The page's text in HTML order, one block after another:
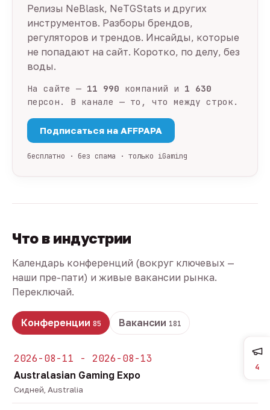
Релизы NeBlask, NeTGStats и других
инструментов. Разборы брендов,
регуляторов и трендов. Инсайды, которые
не попадают на сайт. Коротко, по делу, без
воды.
На сайте — 11 990 компаний и 1 630
персон. В канале — то, что между строк.
Подписаться на AFFPAPA
бесплатно · без спама · только iGaming
Что в индустрии
Календарь конференций (вокруг ключевых —
наши пре-пати) и живые вакансии рынка.
Переключай.
Конференции 85 Вакансии 181
2026-08-11 - 2026-08-13
Australasian Gaming Expo
Сидней, Australia
4